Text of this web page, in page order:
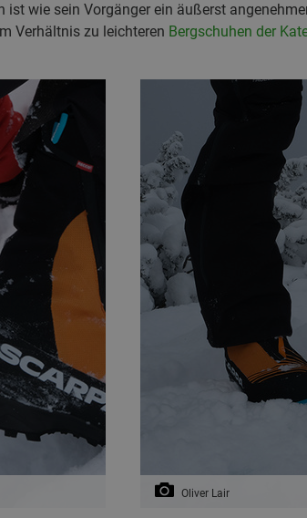
ist wie sein Vorgänger ein äußerst
Verhältnis zu leichteren Bergschuhen der
Oliver Lair